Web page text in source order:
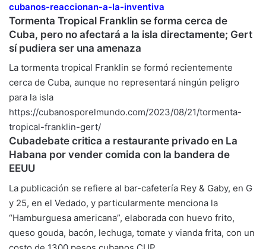
cubanos-reaccionan-a-la-inventiva
Tormenta Tropical Franklin se forma cerca de
Cuba, pero no afectará a la isla directamente; Gert
sí pudiera ser una amenaza
La tormenta tropical Franklin se formó recientemente
cerca de Cuba, aunque no representará ningún peligro
para la isla
https://cubanosporelmundo.com/2023/08/21/tormenta-
tropical-franklin-gert/
Cubadebate critica a restaurante privado en La
Habana por vender comida con la bandera de
EEUU
La publicación se refiere al bar-cafetería Rey & Gaby, en G
y 25, en el Vedado, y particularmente menciona la
“Hamburguesa americana”, elaborada con huevo frito,
queso gouda, bacón, lechuga, tomate y vianda frita, con un